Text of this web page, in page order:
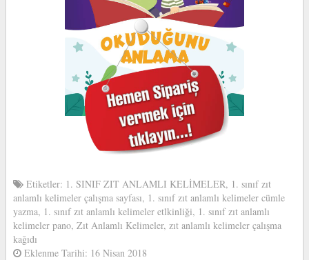
Etiketler: 1. SINIF ZIT ANLAMLI KELİMELER, 1. sınıf zıt
anlamlı kelimeler çalışma sayfası, 1. sınıf zıt anlamlı kelimeler cümle
yazma, 1. sınıf zıt anlamlı kelimeler etlkinliği, 1. sınıf zıt anlamlı
kelimeler pano, Zıt Anlamlı Kelimeler, zıt anlamlı kelimeler çalışma
kağıdı
Eklenme Tarihi: 16 Nisan 2018